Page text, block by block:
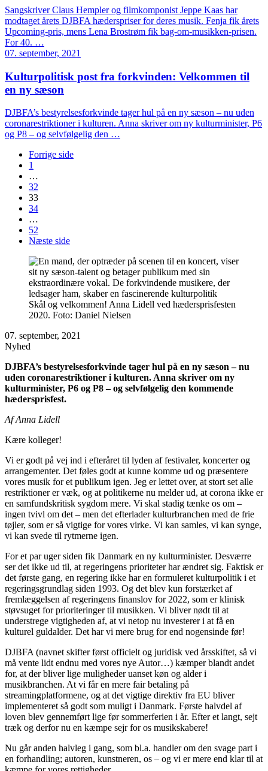
Sangskriver Claus Hempler og filmkomponist Jeppe Kaas har
modtaget årets DJBFA hæderspriser for deres musik. Fenja fik årets
Upcoming-pris, mens Lena Brostrøm fik bag-om-musikken-prisen.
For 40. …
07. september, 2021
Kulturpolitisk post fra forkvinden: Velkommen til
en ny sæson
DJBFA’s bestyrelsesforkvinde tager hul på en ny sæson – nu uden
coronarestriktioner i kulturen. Anna skriver om ny kulturminister, P6
og P8 – og selvfølgelig den …
Forrige side
1
…
32
33
34
…
52
Næste side
Skål og velkommen! Anna Lidell ved hædersprisfesten
2020. Foto: Daniel Nielsen
07. september, 2021
Nyhed
DJBFA’s bestyrelsesforkvinde tager hul på en ny sæson – nu
uden coronarestriktioner i kulturen. Anna skriver om ny
kulturminister, P6 og P8 – og selvfølgelig den kommende
hædersprisfest.
Af Anna Lidell
Kære kolleger!
Vi er godt på vej ind i efteråret til lyden af festivaler, koncerter og
arrangementer. Det føles godt at kunne komme ud og præsentere
vores musik for et publikum igen. Jeg er lettet over, at stort set alle
restriktioner er væk, og at politikerne nu melder ud, at corona ikke er
en samfundskritisk sygdom mere. Vi skal stadig tænke os om –
ingen tvivl om det – men det efterlader kulturbranchen med de frie
tøjler, som er så vigtige for vores virke. Vi kan samles, vi kan synge,
vi kan svede til rytmerne igen.
For et par uger siden fik Danmark en ny kulturminister. Desværre
ser det ikke ud til, at regeringens prioriteter har ændret sig. Faktisk er
det første gang, en regering ikke har en formuleret kulturpolitik i et
regeringsgrundlag siden 1993. Og det blev kun forstærket af
fremlæggelsen af regeringens finanslov for 2022, som er klinisk
støvsuget for prioriteringer til musikken. Vi bliver nødt til at
understrege vigtigheden af, at vi netop nu investerer i at få en
kulturel guldalder. Det har vi mere brug for end nogensinde før!
DJBFA (navnet skifter først officielt og juridisk ved årsskiftet, så vi
må vente lidt endnu med vores nye Autor…) kæmper blandt andet
for, at der bliver lige muligheder uanset køn og alder i
musikbranchen. At vi får en mere fair betaling på
streamingplatformene, og at det vigtige direktiv fra EU bliver
implementeret så godt som muligt i Danmark. Første halvdel af
loven blev gennemført lige før sommerferien i år. Efter et langt, sejt
træk og derfor nu en kæmpe sejr for os musikskabere!
Nu går anden halvleg i gang, som bl.a. handler om den svage part i
en forhandling; autoren, kunstneren, os – og vi er mere end klar til at